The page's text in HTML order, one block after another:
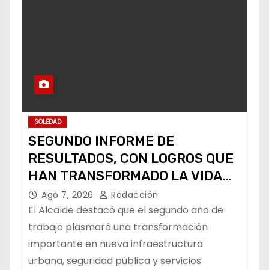
SOLEDAD
SEGUNDO INFORME DE
RESULTADOS, CON LOGROS QUE
HAN TRANSFORMADO LA VIDA
DE LOS SOLEDENSES: JUAN
MANUEL NAVARRO
Ago 7, 2026 Redacción
El Alcalde destacó que el segundo año de
trabajo plasmará una transformación
importante en nueva infraestructura
urbana, seguridad pública y servicios